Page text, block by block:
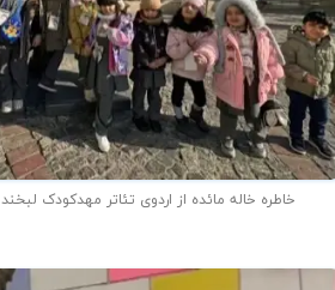
خاطره خاله مائده از اردوی تئاتر مهدکودک لبخند